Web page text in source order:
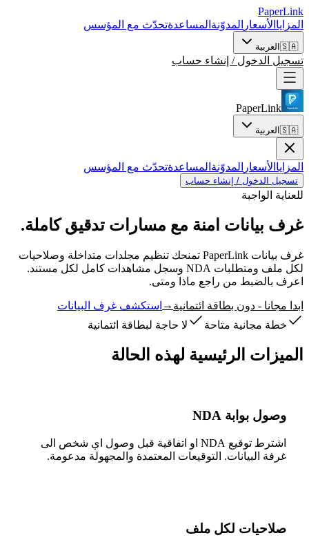
PaperLink
المزايا الأسعار المدوّنة المساعدةتحدّث مع المؤسس
🇸🇦 العربية
تسجيل الدخول / إنشاء حساب
PaperLink
🇸🇦 العربية
المزايا الأسعار المدوّنة المساعدةتحدّث مع المؤسس
تسجيل الدخول / إنشاء حساب
للعناية الواجبة
غرف بيانات امنة مع مسارات تدقيق كاملة.
غرف بيانات PaperLink تمنحك تنظيم مجلدات متداخلة وصلاحيات
لكل ملف ومتطلبات NDA وسجل مشاهدات كامل لكل مستند.
اعرف بالضبط من راجع ماذا ومتى.
ابدا مجانا - دون بطاقة ائتمانية → استكشف غرف البيانات
خطة مجانية متاحة
لا حاجة لبطاقة ائتمانية
الميزات الرئيسية لهذه الحالة
وصول بوابة NDA
اشترط توقيع NDA او اتفاقية قبل وصول اي شخص الى
غرفة البيانات. التوقيعات المعتمدة والمجهولة مدعومة.
صلاحيات لكل ملف